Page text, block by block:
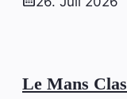
Le Mans